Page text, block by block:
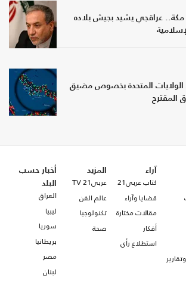
مكة.. عراقجي يشيد بجيش بلاده
المتحدة بخصوص مضيق
المقترح
آراء
كتاب عربي21
قضايا وآراء
مقالات مختارة
أفكار
استطلاع رأي
المزيد
عربي21 TV
عالم الفن
تكنولوجيا
صحة
أخبار حسب
البلد
العراق
ليبيا
سوريا
بريطانيا
مصر
لبنان